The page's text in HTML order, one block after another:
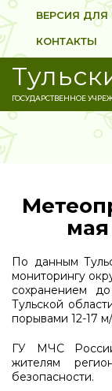
ВЕРСИЯ
КОНТАКТЫ
ГОСУДАРСТВЕННОЕ
По данным
мониторингу
сохранением
Тульской
порывами 12-17
ГУ МЧС
жителям
безопасности.